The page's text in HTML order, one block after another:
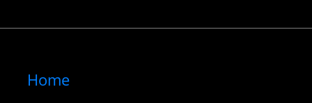
Home